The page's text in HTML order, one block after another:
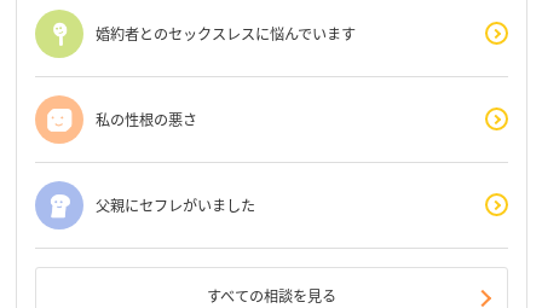
婚約者とのセックスレスに悩んでいます
私の性根の悪さ
父親にセフレがいました
すべての相談を見る